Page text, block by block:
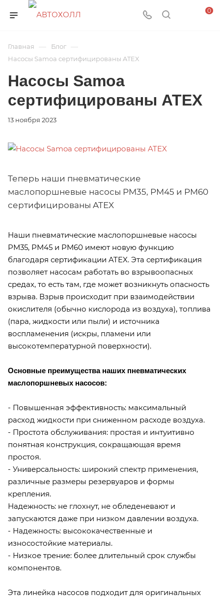
0
Главная — Блог —
Насосы Samoa сертифицированы ATEX
Насосы Samoa
сертифицированы ATEX
13 ноября 2023
Теперь наши пневматические
маслопоршневые насосы PM35, PM45 и PM60
сертифицированы ATEX
Наши пневматические маслопоршневые насосы
PM35, PM45 и PM60 имеют новую функцию
благодаря сертификации ATEX. Эта сертификация
позволяет насосам работать во взрывоопасных
средах, то есть там, где может возникнуть опасность
взрыва. Взрыв происходит при взаимодействии
окислителя (обычно кислорода из воздуха), топлива
(пара, жидкости или пыли) и источника
воспламенения (искры, пламени или
высокотемпературной поверхности).
Основные преимущества наших пневматических
маслопоршневых насосов:
- Повышенная эффективность: максимальный
расход жидкости при сниженном расходе воздуха.
- Простота обслуживания: простая и интуитивно
понятная конструкция, сокращающая время
простоя.
- Универсальность: широкий спектр применения,
различные размеры резервуаров и формы
крепления.
Надежность: не глохнут, не обледеневают и
запускаются даже при низком давлении воздуха.
- Надежность: высококачественные и
износостойкие материалы.
- Низкое трение: более длительный срок службы
компонентов.
Эта линейка насосов подходит для оригинальных